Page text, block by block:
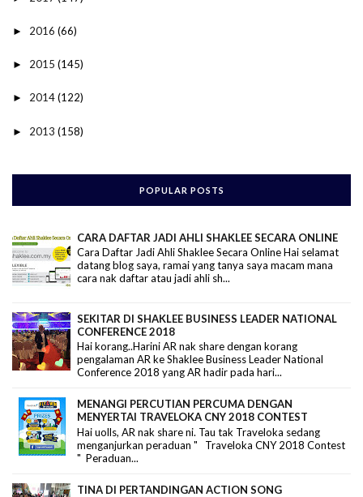
► 2016 (66)
► 2015 (145)
► 2014(122)
► 2013 (158)
POPULAR POSTS
CARA DAFTAR JADI AHLI SHAKLEE SECARA ONLINE
Cara Daftar Jadi Ahli Shaklee Secara Online Hai selamat
datang blog saya, ramai yang tanya saya macam mana
cara nak daftar atau jadi ahli sh...
SEKITAR DI SHAKLEE BUSINESS LEADER NATIONAL
CONFERENCE 2018
Hai korang..Harini AR nak share dengan korang
pengalaman AR ke Shaklee Business Leader National
Conference 2018 yang AR hadir pada hari...
MENANGI PERCUTIAN PERCUMA DENGAN
MENYERTAI TRAVELOKA CNY 2018 CONTEST
Hai uolls, AR nak share ni. Tau tak Traveloka sedang
menganjurkan peraduan " Traveloka CNY 2018 Contest
" Peraduan...
TINA DI PERTANDINGAN ACTION SONG